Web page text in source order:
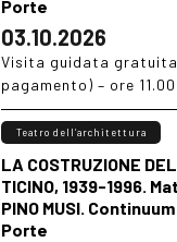
Porte
03.10.2026
Visita guidata gratuita
pagamento) – ore 11.00
LA COSTRUZIONE
TICINO, 1939-1996.
PINO MUSI.
Porte
Teatro dell’architettura